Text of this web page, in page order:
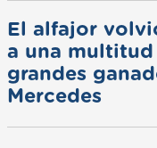
El alfajor
a una
grandes
Mercedes